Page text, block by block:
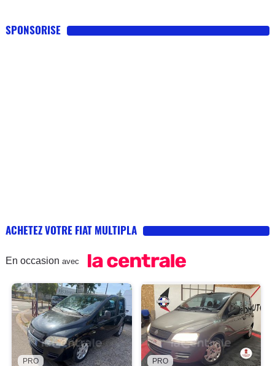
SPONSORISE
ACHETEZ VOTRE FIAT MULTIPLA
En occasion avec
PRO PRO